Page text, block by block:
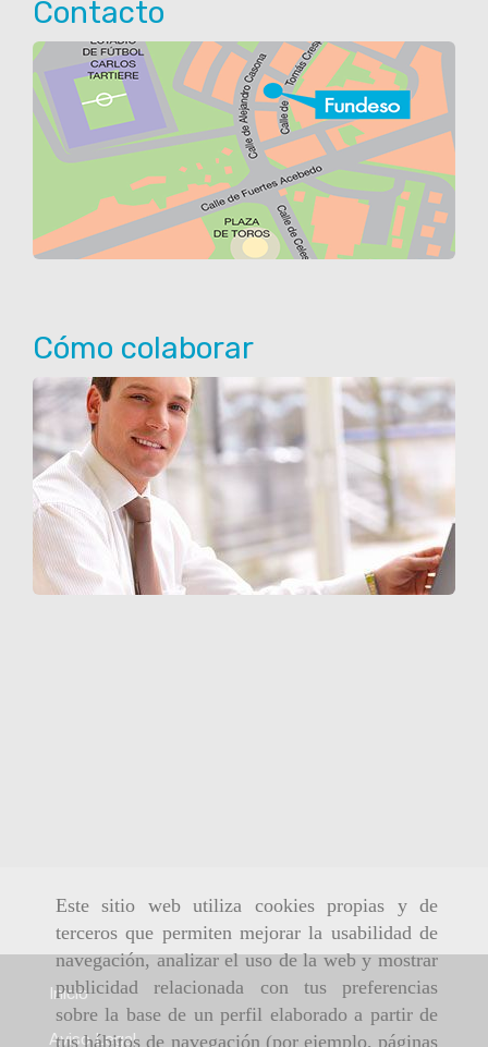
Este sitio web utiliza cookies propias y de
terceros que permiten mejorar la usabilidad de
navegación, analizar el uso de la web y mostrar
publicidad relacionada con tus preferencias
sobre la base de un perfil elaborado a partir de
tus hábitos de navegación (por ejemplo, páginas
Contacto
Cómo colaborar
Inicio
Aviso Legal